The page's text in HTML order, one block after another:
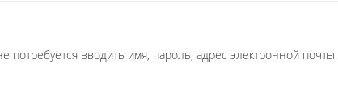
потребуется вводить имя, пароль, адрес электронной почты.